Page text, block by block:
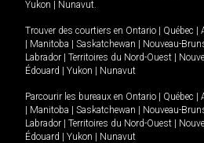
Yukon
Nunavut.
Trouver des courtiers en Ontario Québec
Manitoba Saskatchewan Nouveau-
Labrador
Territoires du Nord-Ouest
Édouard
Yukon Nunavut
Parcourir les bureaux en Ontario Québec
Manitoba Saskatchewan Nouveau-
Labrador
Territoires du Nord-Ouest
Édouard
Yukon Nunavut